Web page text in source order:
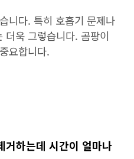
니다. 특히 호흡기 문제나
더욱 그렇습니다. 곰팡이
요합니다.
하는데 시간이 얼마나